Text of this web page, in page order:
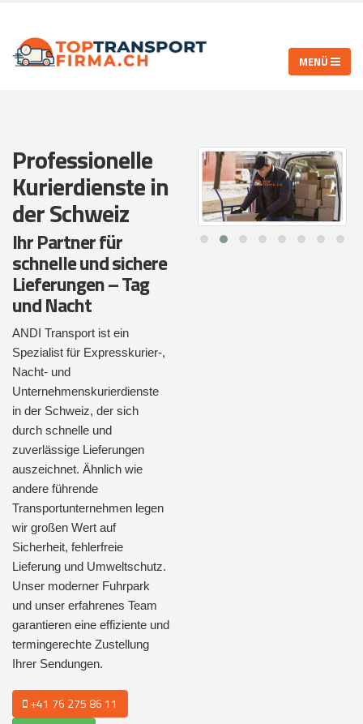
Professionelle
Kurierdienste in
der Schweiz
Ihr Partner für
schnelle und sichere
Lieferungen – Tag
und Nacht
ANDI Transport ist ein
Spezialist für Expresskurier-,
Nacht- und
Unternehmenskurierdienste
in der Schweiz, der sich
durch schnelle und
zuverlässige Lieferungen
auszeichnet. Ähnlich wie
andere führende
Transportunternehmen legen
wir großen Wert auf
Sicherheit, fehlerfreie
Lieferung und Umweltschutz.
Unser moderner Fuhrpark
und unser erfahrenes Team
garantieren eine effiziente und
termingerechte Zustellung
Ihrer Sendungen.
+41 76 275 86 11